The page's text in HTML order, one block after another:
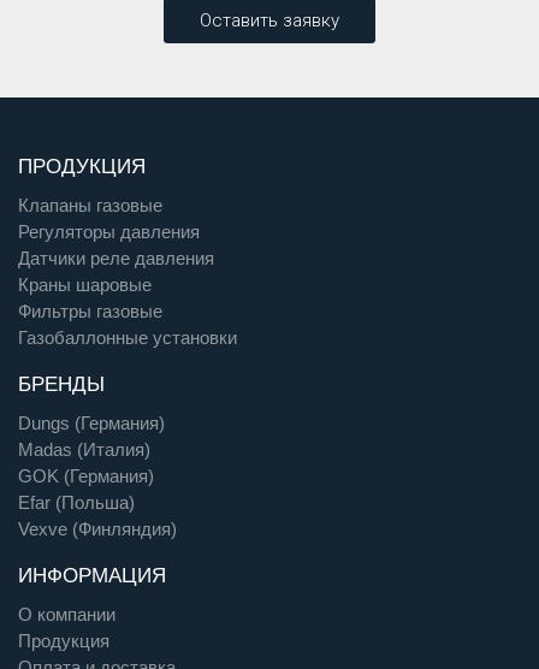
Оставить заявку
ПРОДУКЦИЯ
Клапаны газовые
Регуляторы давления
Датчики реле давления
Краны шаровые
Фильтры газовые
Газобаллонные установки
БРЕНДЫ
Dungs (Германия)
Madas (Италия)
GOK (Германия)
Efar (Польша)
Vexve (Финляндия)
ИНФОРМАЦИЯ
О компании
Продукция